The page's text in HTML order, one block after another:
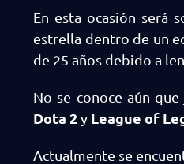
En esta ocasión será
estrella dentro de un
de 25 años debido a
No se conoce aún
Dota 2y League of
Actualmente se